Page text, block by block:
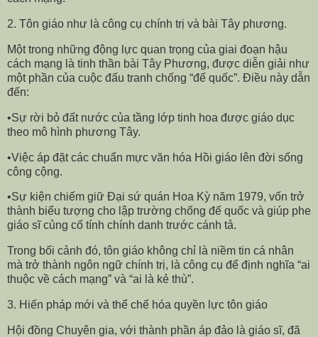
2. Tôn giáo như là công cụ chính trị và bài Tây phương.
Một trong những động lực quan trọng của giai đoạn hậu
cách mạng là tinh thần bài Tây Phương, được diễn giải như
một phần của cuộc đấu tranh chống “đế quốc”. Điều này dẫn
đến:
•Sự rời bỏ đất nước của tầng lớp tinh hoa được giáo dục
theo mô hình phương Tây.
•Việc áp đặt các chuẩn mực văn hóa Hồi giáo lên đời sống
công cộng.
•Sự kiện chiếm giữ Đại sứ quán Hoa Kỳ năm 1979, vốn trở
thành biểu tượng cho lập trường chống đế quốc và giúp phe
giáo sĩ củng cố tính chính danh trước cánh tả.
Trong bối cảnh đó, tôn giáo không chỉ là niềm tin cá nhân
mà trở thành ngôn ngữ chính trị, là công cụ để định nghĩa “ai
thuộc về cách mạng” và “ai là kẻ thù”.
3. Hiến pháp mới và thể chế hóa quyền lực tôn giáo
Hội đồng Chuyên gia, với thành phần áp đảo là giáo sĩ, đã